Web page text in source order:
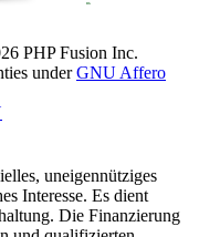
PHP Fusion Inc.
underGNU Affero
uneigennütziges
Interesse. Es dient
Die Finanzierung